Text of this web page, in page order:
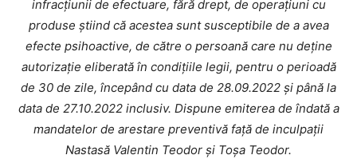
infracțiunii de efectuare, fără drept, de operaţiuni cu
produse ştiind că acestea sunt susceptibile de a avea
efecte psihoactive, de către o persoană care nu deţine
autorizaţie eliberată în condiţiile legii, pentru o perioadă
de 30 de zile, începând cu data de 28.09.2022 şi până la
data de 27.10.2022 inclusiv. Dispune emiterea de îndată a
mandatelor de arestare preventivă faţă de inculpaţii
Nastasă Valentin Teodor şi Toșa Teodor.